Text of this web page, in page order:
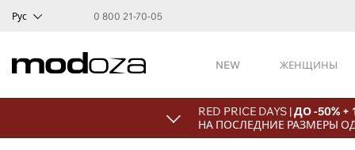
Рус 0 800 21-70-05
NEW ЖЕНЩИНЫ
RED PRICE DAYS |ДО -50%
НА ПОСЛЕДНИЕ РАЗМЕРЫ